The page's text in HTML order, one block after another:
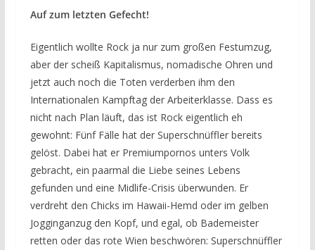
Auf zum letzten Gefecht!
Eigentlich wollte Rock ja nur zum großen Festumzug,
aber der scheiß Kapitalismus, nomadische Ohren und
jetzt auch noch die Toten verderben ihm den
Internationalen Kampftag der Arbeiterklasse. Dass es
nicht nach Plan läuft, das ist Rock eigentlich eh
gewohnt: Fünf Fälle hat der Superschnüffler bereits
gelöst. Dabei hat er Premiumpornos unters Volk
gebracht, ein paarmal die Liebe seines Lebens
gefunden und eine Midlife-Crisis überwunden. Er
verdreht den Chicks im Hawaii-Hemd oder im gelben
Jogginganzug den Kopf, und egal, ob Bademeister
retten oder das rote Wien beschwören: Superschnüffler